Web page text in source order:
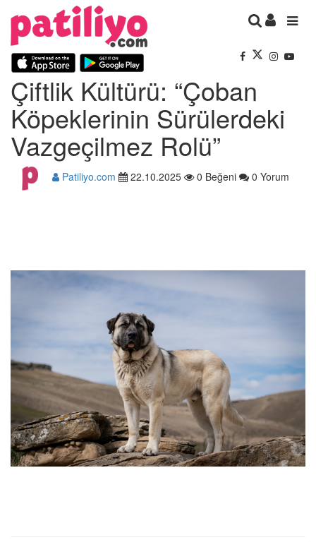
Çiftlik Kültürü: “Çoban
Köpeklerinin Sürülerdeki
Vazgeçilmez Rolü”
Patiliyo.com 22.10.2025 0 Beğeni 0 Yorum